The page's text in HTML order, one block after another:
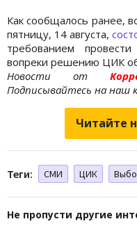
Как сообщалось ранее,
пятницу, 14 августа,
требованием
вопреки решению ЦИК
Новости от
Подписывайтесь на наш
Читайте
Теги: СМИ ЦИК
Не пропусти другие